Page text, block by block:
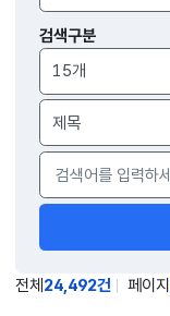
검색구분
전체 24,492건 페이지